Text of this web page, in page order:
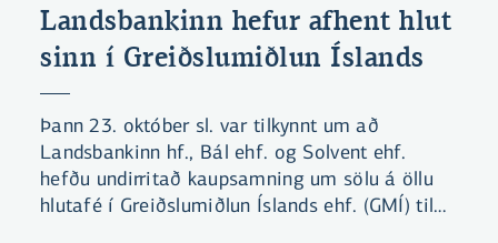
Landsbankinn hefur afhent hlut
sinn í Greiðslumiðlun Íslands
Þann 23. október sl. var tilkynnt um að
Landsbankinn hf., Bál ehf. og Solvent ehf.
hefðu undirritað kaupsamning um sölu á öllu
hlutafé í Greiðslumiðlun Íslands ehf. (GMÍ) til